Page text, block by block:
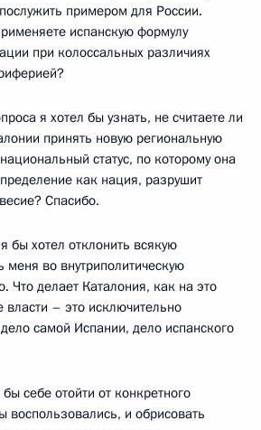
примером для России.
испанскую формулу
при колоссальных различиях
я хотел бы узнать, не считаете ли
принять новую региональную
статус, по которому она
как нация, разрушит
Спасибо.
бы хотел отклонить всякую
меня во внутриполитическую
Что делает Каталония, как на это
власти – это исключительно
самой Испании, дело испанского
себе отойти от конкретного
и обрисовать